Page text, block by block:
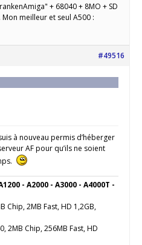
+ 68040 + 8MO + SD
Mon meilleur et seul A500 :
#49516
à nouveau permis d’héberger
AF pour qu’ils ne soient
- A2000 - A3000 - A4000T -
Chip, 2MB Fast, HD 1,2GB,
2MB Chip, 256MB Fast, HD